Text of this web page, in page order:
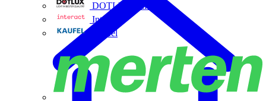
DOTLUX GmbH
Interact
Kaufel